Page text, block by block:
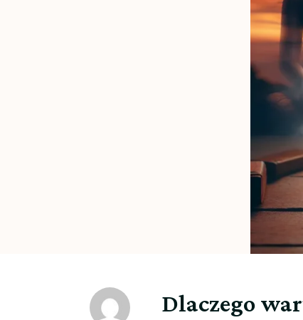
Dlaczego